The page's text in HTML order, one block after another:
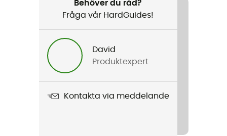
Morän Pant
Regntäthet
Vattenavvisande
Behöver du råd?
Fråga vår HardGuides!
David
Produktexpert
Kontakta via meddelande